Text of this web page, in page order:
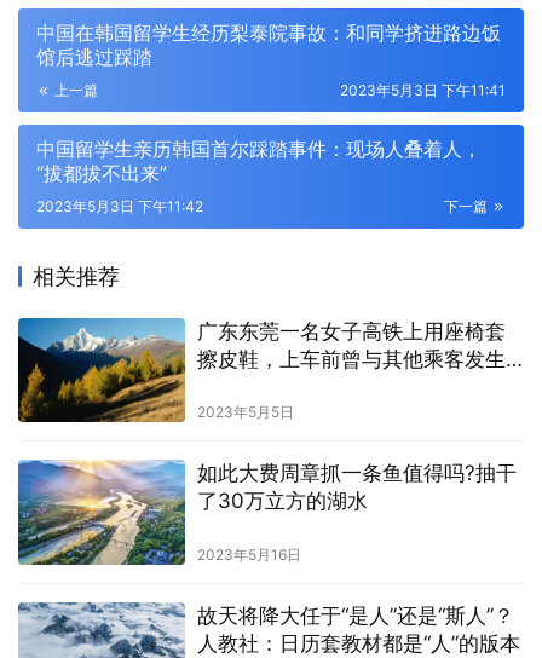
中国在韩国留学生经历梨泰院事故：和同学挤进路边饭
馆后逃过踩踏
上一篇 2023年5月3日 下午11:41
中国留学生亲历韩国首尔踩踏事件：现场人叠着人，
“拔都拔不出来”
下一篇
2023年5月3日 下午11:42
相关推荐
广东东莞一名女子高铁上用座椅套
擦皮鞋，上车前曾与其他乘客发生
2023年5月5日
如此大费周章抓一条鱼值得吗?抽干
了30万立方的湖水
2023年5月16日
故天将降大任于“是人”还是“斯人”？
人教社：日历套教材都是“人”的版本